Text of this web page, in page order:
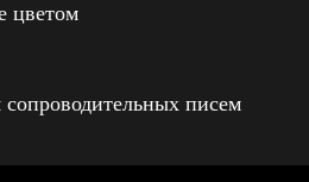
цветом
сопроводительных писем